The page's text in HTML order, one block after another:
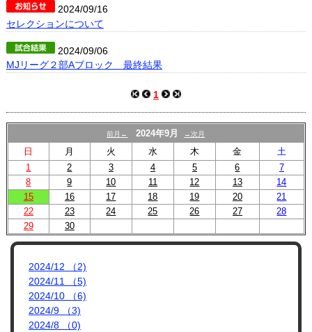
スタッフ・選手紹介
フォトギャラリー
ブログ
リンク集
2024/09/16
セレクションについて
2024/09/06
MJリーグ２部Aブロック 最終結果
1
前月← 2024年9月 →次月
日 月 火 水 木 金
土
1
2 3 4 5 6
7
8
9 10 11 12 13
14
15
16 17 18 19 20
21
22
23 24 25 26 27
28
29
30
2024/12 （2)
2024/11 （5)
2024/10 （6)
2024/9 （3)
2024/8 （0)